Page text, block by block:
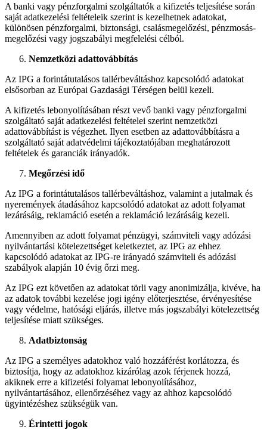
A banki vagy pénzforgalmi szolgáltatók a kifizetés teljesítése során
saját adatkezelési feltételeik szerint is kezelhetnek adatokat,
különösen pénzforgalmi, biztonsági, csalásmegelőzési, pénzmosás-
megelőzési vagy jogszabályi megfelelési célból.
Nemzetközi adattovábbítás
Az IPG a forintátutalásos tallérbeváltáshoz kapcsolódó adatokat
elsősorban az Európai Gazdasági Térségen belül kezeli.
A kifizetés lebonyolításában részt vevő banki vagy pénzforgalmi
szolgáltató saját adatkezelési feltételei szerint nemzetközi
adattovábbítást is végezhet. Ilyen esetben az adattovábbításra a
szolgáltató saját adatvédelmi tájékoztatójában meghatározott
feltételek és garanciák irányadók.
Megőrzési idő
Az IPG a forintátutalásos tallérbeváltáshoz, valamint a jutalmak és
nyeremények átadásához kapcsolódó adatokat az adott folyamat
lezárásáig, reklamáció esetén a reklamáció lezárásáig kezeli.
Amennyiben az adott folyamat pénzügyi, számviteli vagy adózási
nyilvántartási kötelezettséget keletkeztet, az IPG az ehhez
kapcsolódó adatokat az IPG-re irányadó számviteli és adózási
szabályok alapján 10 évig őrzi meg.
Az IPG ezt követően az adatokat törli vagy anonimizálja, kivéve, ha
az adatok további kezelése jogi igény előterjesztése, érvényesítése
vagy védelme, hatósági eljárás, illetve más jogszabályi kötelezettség
teljesítése miatt szükséges.
Adatbiztonság
Az IPG a személyes adatokhoz való hozzáférést korlátozza, és
biztosítja, hogy az adatokhoz kizárólag azok férjenek hozzá,
akiknek erre a kifizetési folyamat lebonyolításához,
nyilvántartásához, ellenőrzéséhez vagy az ahhoz kapcsolódó
ügyintézéshez szükségük van.
Érintetti jogok